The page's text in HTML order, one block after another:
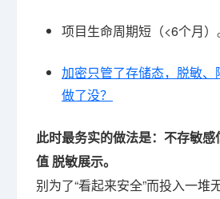
项目生命周期短（<6个月）
加密只管了存储态，脱敏
做了没？
此时最务实的做法是：不存敏
值 脱敏展示。
别为了“看起来安全”而投入一